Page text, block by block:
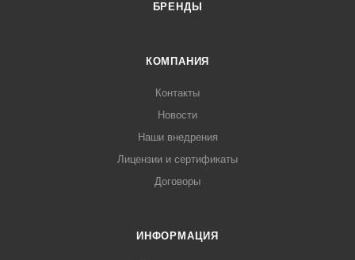
БРЕНДЫ
КОМПАНИЯ
Контакты
Новости
Наши внедрения
Лицензии и сертификаты
Договоры
ИНФОРМАЦИЯ